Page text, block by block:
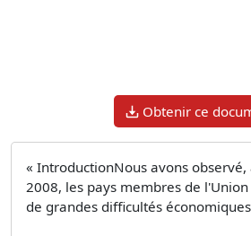
Obtenir ce
« IntroductionNous avons
2008, les pays membres de
de grandes difficultés